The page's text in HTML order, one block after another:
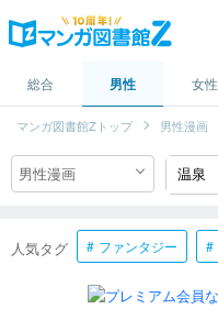
総合 男性 女性
マンガ図書館Zトップ 男性漫画
人気タグ ファンタジー